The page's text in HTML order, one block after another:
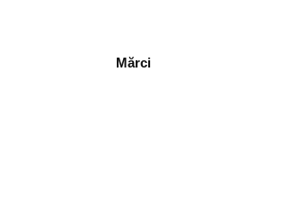
Mărci